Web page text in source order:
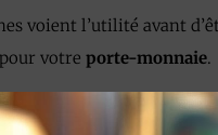
voient l’utilité avant
votre porte-monnaie.